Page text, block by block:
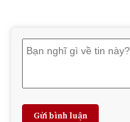
Gửi bình luận